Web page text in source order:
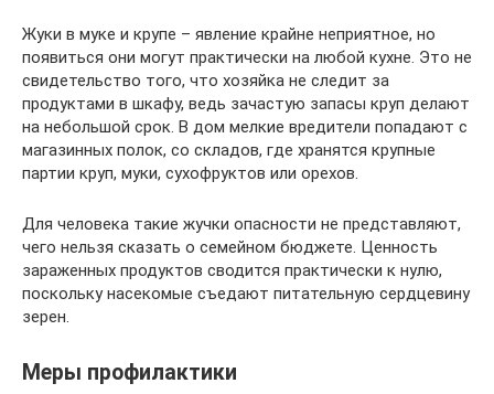
Жуки в муке и крупе – явление крайне неприятное, но
появиться они могут практически на любой кухне. Это не
свидетельство того, что хозяйка не следит за
продуктами в шкафу, ведь зачастую запасы круп делают
на небольшой срок. В дом мелкие вредители попадают с
магазинных полок, со складов, где хранятся крупные
партии круп, муки, сухофруктов или орехов.
Для человека такие жучки опасности не представляют,
чего нельзя сказать о семейном бюджете. Ценность
зараженных продуктов сводится практически к нулю,
поскольку насекомые съедают питательную сердцевину
зерен.
Меры профилактики